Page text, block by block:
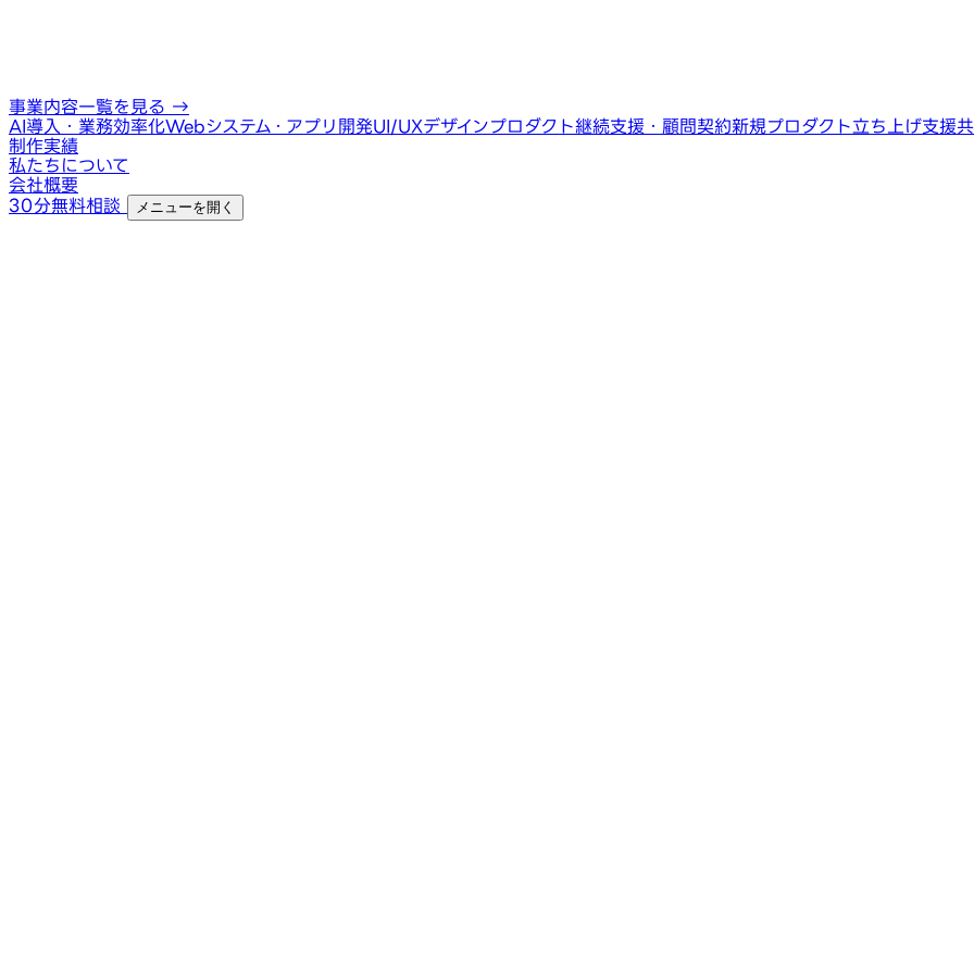
事業内容一覧を見る →
AI導入・業務効率化Webシステム・アプリ開発UI/UXデザインプロダクト継続支援・顧問契約新規プロダクト立ち上げ支援
制作実績
私たちについて
会社概要
30分無料相談
メニューを開く